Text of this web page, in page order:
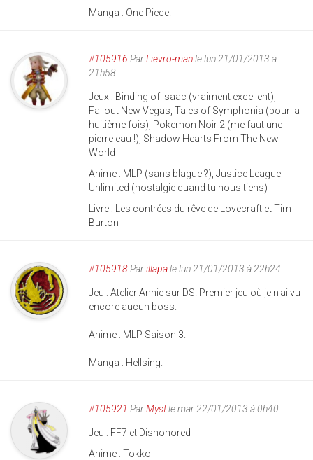
Manga : One Piece.
#105916 ParLievro-manle lun 21/01/2013 à
21h58
Jeux : Binding of Isaac (vraiment excellent),
Fallout New Vegas, Tales of Symphonia (pour la
huitième fois), Pokemon Noir 2 (me faut une
pierre eau !), Shadow Hearts From The New
World
Anime : MLP (sans blague ?), Justice League
Unlimited (nostalgie quand tu nous tiens)
Livre : Les contrées du rêve de Lovecraft et Tim
Burton
#105918Parillapale lun 21/01/2013 à 22h24
Jeu : Atelier Annie sur DS. Premier jeu où je n'ai vu
encore aucun boss.
Anime : MLP Saison 3.
Manga : Hellsing.
#105921 ParMystle mar 22/01/2013 à 0h40
Jeu : FF7 et Dishonored
Anime : Tokko